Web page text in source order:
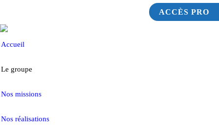
ACCÈS PRO
Accueil
Le groupe
Nos missions
Nos réalisations